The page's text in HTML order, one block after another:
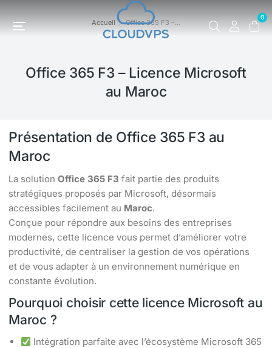
0
Vous êtes ici : Accueil Office 365 F3 –…
Office 365 F3 – Licence Microsoft
au Maroc
Présentation de Office 365 F3 au
Maroc
La solution Office 365 F3 fait partie des produits
stratégiques proposés par Microsoft, désormais
accessibles facilement au Maroc.
Conçue pour répondre aux besoins des entreprises
modernes, cette licence vous permet d’améliorer votre
productivité, de centraliser la gestion de vos opérations
et de vous adapter à un environnement numérique en
constante évolution.
Pourquoi choisir cette licence Microsoft au
Maroc ?
Intégration parfaite avec l’écosystème Microsoft 365